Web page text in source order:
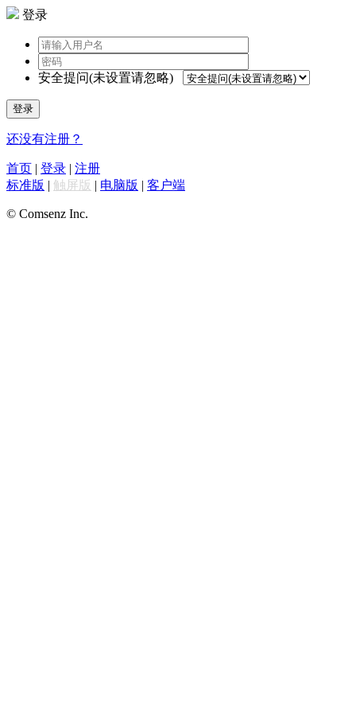
登录
安全提问(未设置请忽略)
登录
还没有注册？
首页 | 登录 | 注册
标准版 | 触屏版 | 电脑版 | 客户端
© Comsenz Inc.